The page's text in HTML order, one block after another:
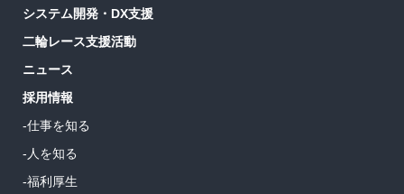
システム開発・DX支援
二輪レース支援活動
ニュース
採用情報
-仕事を知る
-人を知る
-福利厚生